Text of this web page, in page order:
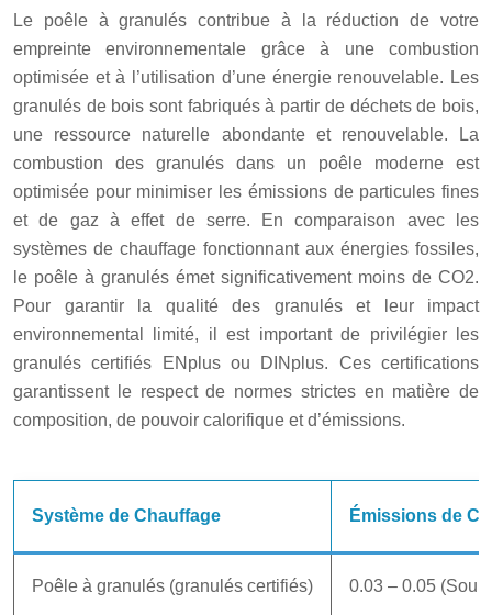
Le poêle à granulés contribue à la réduction de votre
empreinte environnementale grâce à une combustion
optimisée et à l’utilisation d’une énergie renouvelable. Les
granulés de bois sont fabriqués à partir de déchets de bois,
une ressource naturelle abondante et renouvelable. La
combustion des granulés dans un poêle moderne est
optimisée pour minimiser les émissions de particules fines
et de gaz à effet de serre. En comparaison avec les
systèmes de chauffage fonctionnant aux énergies fossiles,
le poêle à granulés émet significativement moins de CO2.
Pour garantir la qualité des granulés et leur impact
environnemental limité, il est important de privilégier les
granulés certifiés ENplus ou DINplus. Ces certifications
garantissent le respect de normes strictes en matière de
composition, de pouvoir calorifique et d’émissions.
Système de Chauffage Émissions de
Poêle à granulés (granulés certifiés) 0.03 – 0.05